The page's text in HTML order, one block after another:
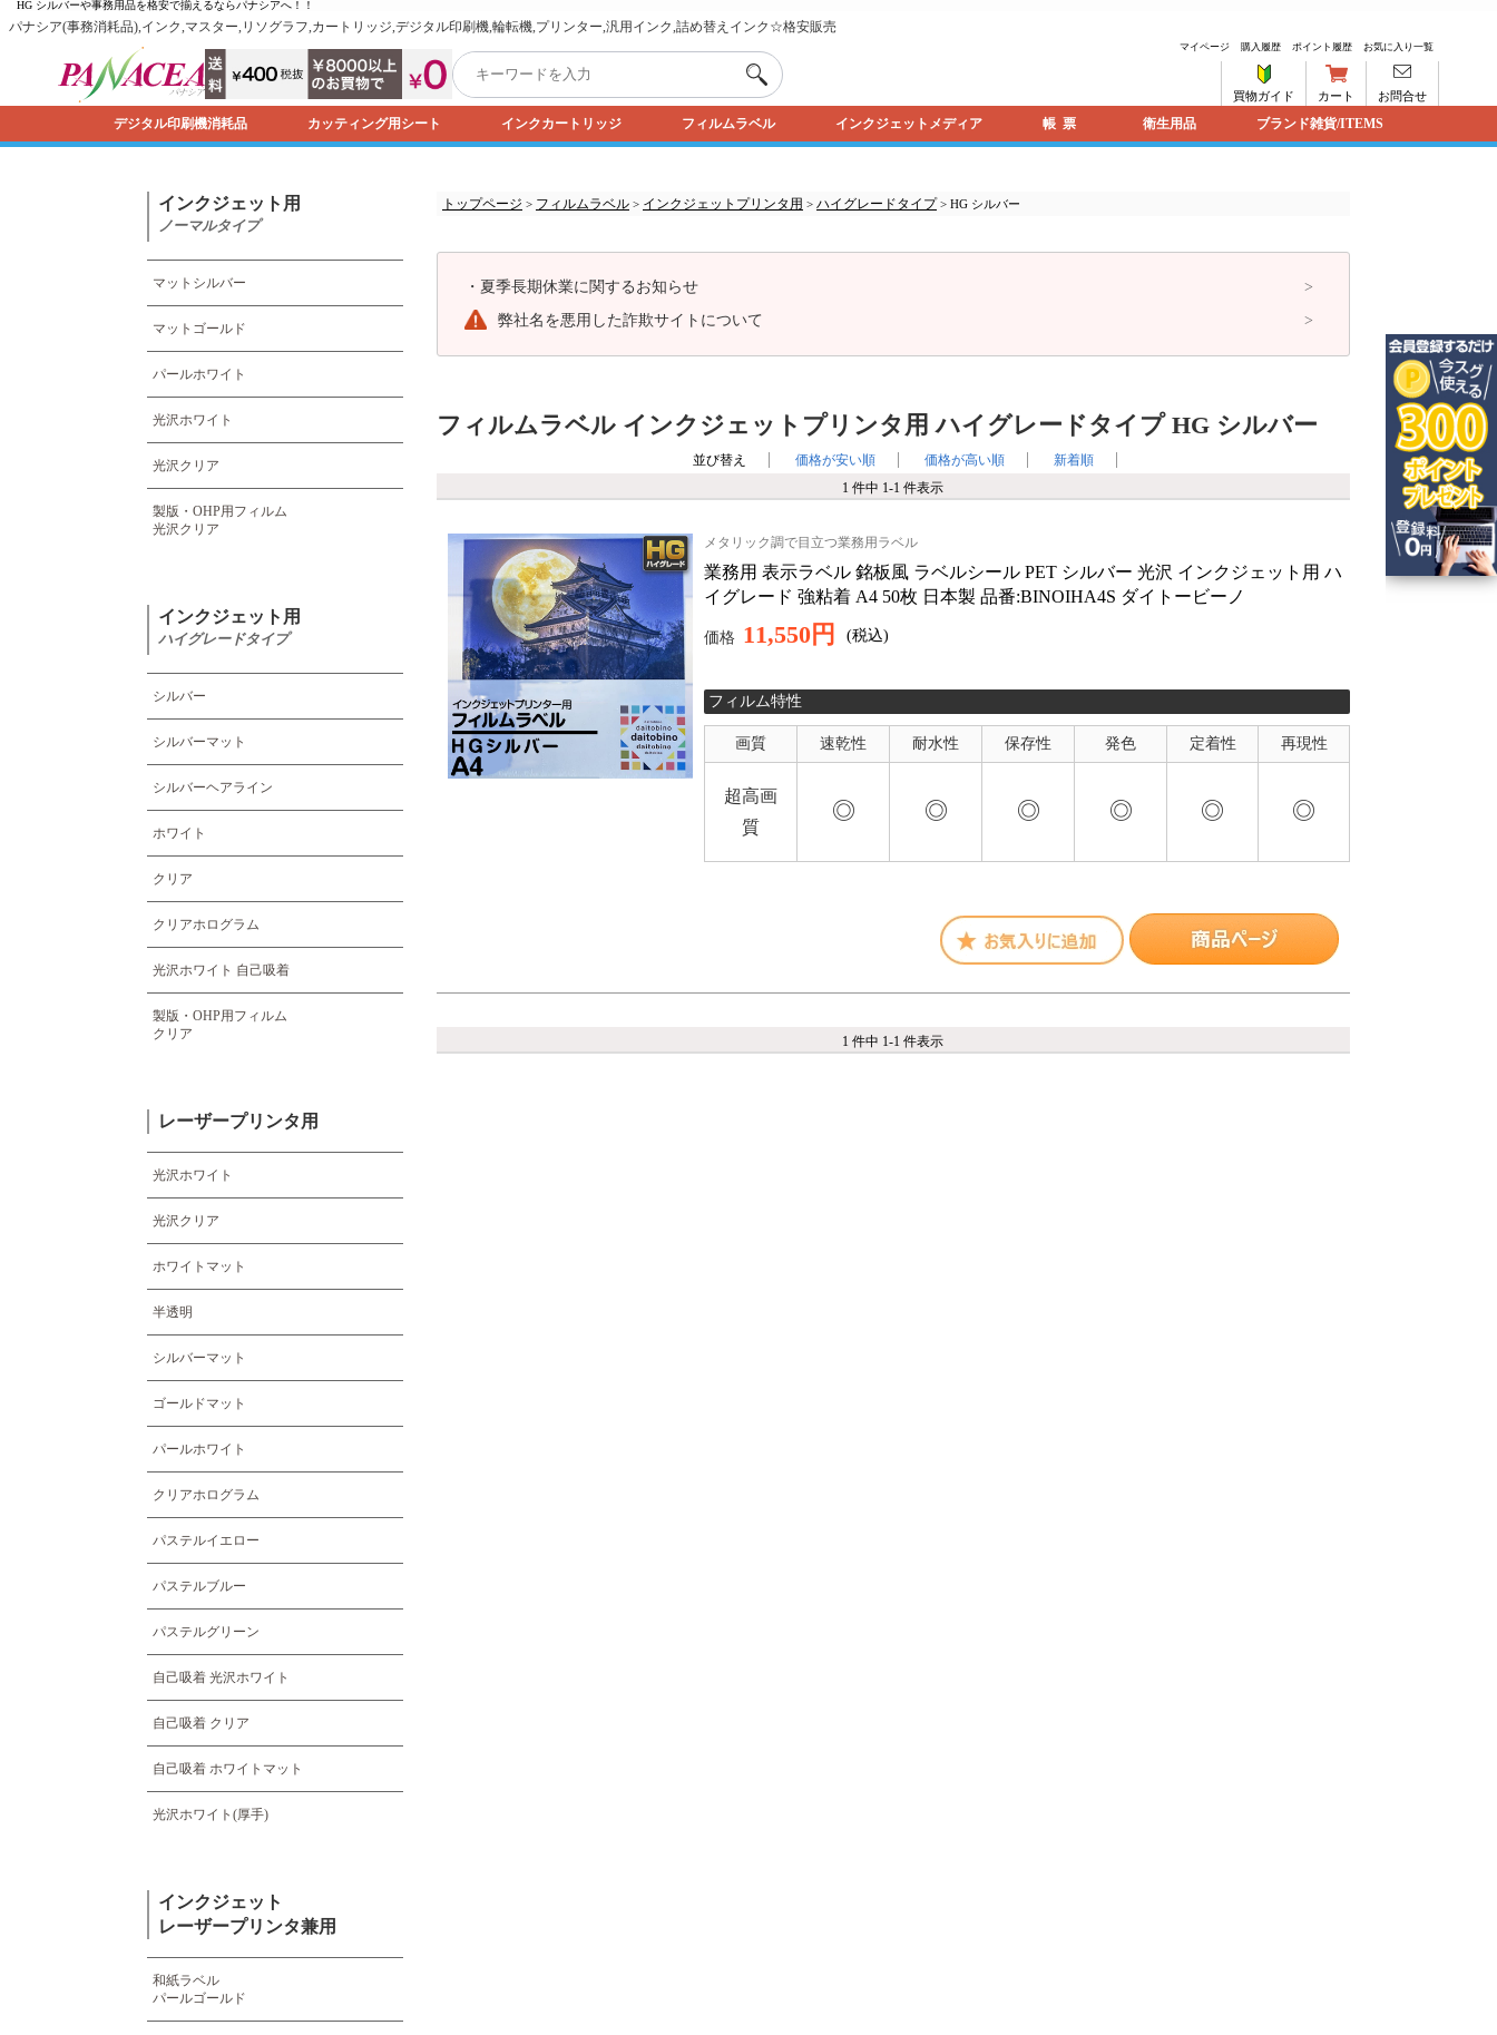
HG シルバーや事務用品を格安で揃えるならパナシアへ！！
パナシア(事務消耗品),インク,マスター,リソグラフ,カートリッジ,デジタル印刷機,輪転機,プリンター,汎用インク,詰め替えインク☆格安販売
マイページ 購入履歴 ポイント履歴 お気に入り一覧
買物ガイド カート お問合せ
デジタル印刷機消耗品 カッティング用シート インクカートリッジ フィルムラベル インクジェットメディア 帳票 衛生用品 ブランド雑貨/ITEMS
インクジェット用
ノーマルタイプ
マットシルバー
マットゴールド
パールホワイト
光沢ホワイト
光沢クリア
製版・OHP用フィルム
光沢クリア
インクジェット用
ハイグレードタイプ
シルバー
シルバーマット
シルバーヘアライン
ホワイト
クリア
クリアホログラム
光沢ホワイト 自己吸着
製版・OHP用フィルム
クリア
レーザープリンタ用
光沢ホワイト
光沢クリア
ホワイトマット
半透明
シルバーマット
ゴールドマット
パールホワイト
クリアホログラム
パステルイエロー
パステルブルー
パステルグリーン
自己吸着 光沢ホワイト
自己吸着 クリア
自己吸着 ホワイトマット
光沢ホワイト(厚手)
インクジェット
レーザープリンタ兼用
和紙ラベル
パールゴールド
トップページ > フィルムラベル > インクジェットプリンタ用 > ハイグレードタイプ> HG シルバー
・ 夏季長期休業に関するお知らせ
弊社名を悪用した詐欺サイトについて
フィルムラベル インクジェットプリンタ用 ハイグレードタイプ HG シルバー
並び替え 価格が安い順 価格が高い順
新着順
1 件中 1-1 件表示
メタリック調で目立つ業務用ラベル
業務用 表示ラベル 銘板風 ラベルシール PET シルバー 光沢 インクジェット用 ハ
イグレード 強粘着 A4 50枚 日本製 品番:BINOIHA4S ダイトービーノ
価格 11,550円 (税込)
フィルム特性
画質 速乾性 耐水性 保存性 発色 定着性 再現性
超高画
質
◎ ◎ ◎ ◎ ◎ ◎
1 件中 1-1 件表示